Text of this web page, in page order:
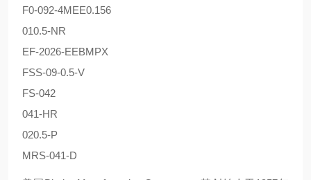
F0-092-4MEE0.156
010.5-NR
EF-2026-EEBMPX
FSS-09-0.5-V
FS-042
041-HR
020.5-P
MRS-041-D